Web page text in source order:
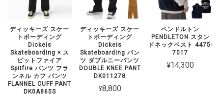
ディッキーズ スケー
トボーディング
Dickeis
Skateboarding × ス
ピットファイア
Spitfire パンツ フラ
ンネル カフ パンツ
FLANNEL CUFF PANT
DK0A865S
ディッキーズ スケー
トボーディング
Dickeis
Skateboarding パン
ツ ダブルニーパンツ
DOUBLE KNEE PANT
DK011278
¥8,800
ペンドルトン
PENDLETON スタン
ドネックベスト 4475-
7017
¥14,300